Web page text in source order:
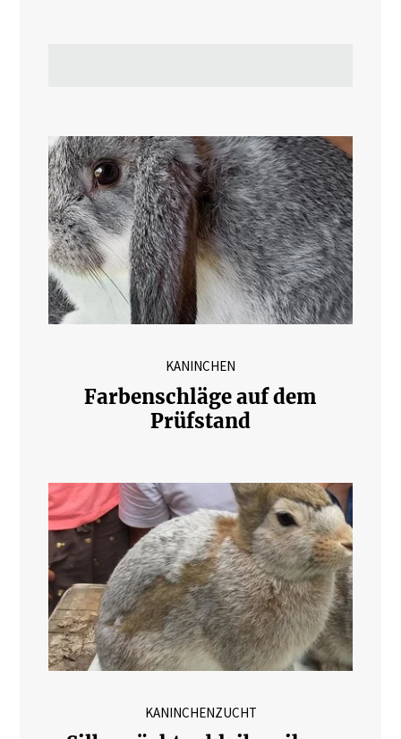
KANINCHEN
Farbenschläge auf dem
Prüfstand
KANINCHENZUCHT